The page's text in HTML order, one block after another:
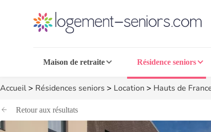
Maison de retraite Résidence seniors
Accueil> Résidences seniors > Location > Hauts de
Retour aux résultats